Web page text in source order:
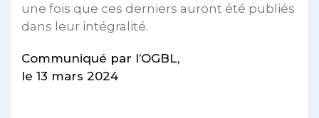
une fois que ces derniers auront été publiés
dans leur intégralité.
Communiqué par l’OGBL,
le 13 mars 2024